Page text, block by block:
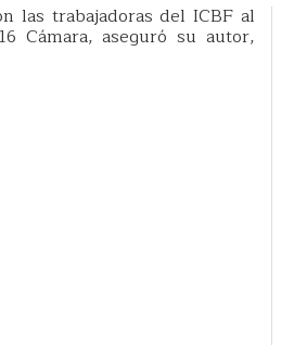
las trabajadoras del ICBF al
Cámara, aseguró su autor,